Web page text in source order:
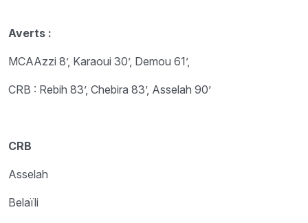
Averts :
MCAAzzi 8’, Karaoui 30’, Demou 61’,
CRB : Rebih 83’, Chebira 83’, Asselah 90’
CRB
Asselah
Belaïli